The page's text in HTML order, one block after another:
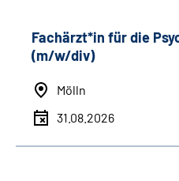
Fachärzt*in für die
(m/w/div)
Mölln
31.08.2026